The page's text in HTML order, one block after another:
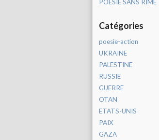
POESIE SANS RIME
Catégories
poesie-action
UKRAINE
PALESTINE
RUSSIE
GUERRE
OTAN
ETATS-UNIS
PAIX
GAZA